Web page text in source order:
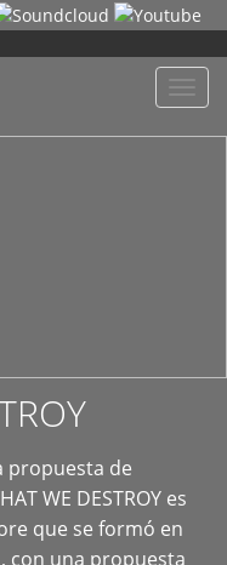
propuesta de
WE DESTROY es
que se formó en
con una propuesta